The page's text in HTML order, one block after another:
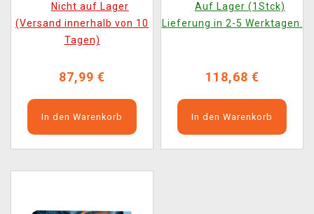
Nicht auf Lager
(Versand innerhalb von 10
Tagen)
87,99 €
In den Warenkorb
Draft Night (ENGLISCHE
VERSION)
Auf Lager (1Stck)
Lieferung in 2-5 Werktagen.
118,68 €
In den Warenkorb